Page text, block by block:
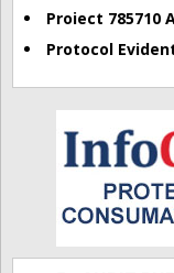
Proiect 785710
Protocol